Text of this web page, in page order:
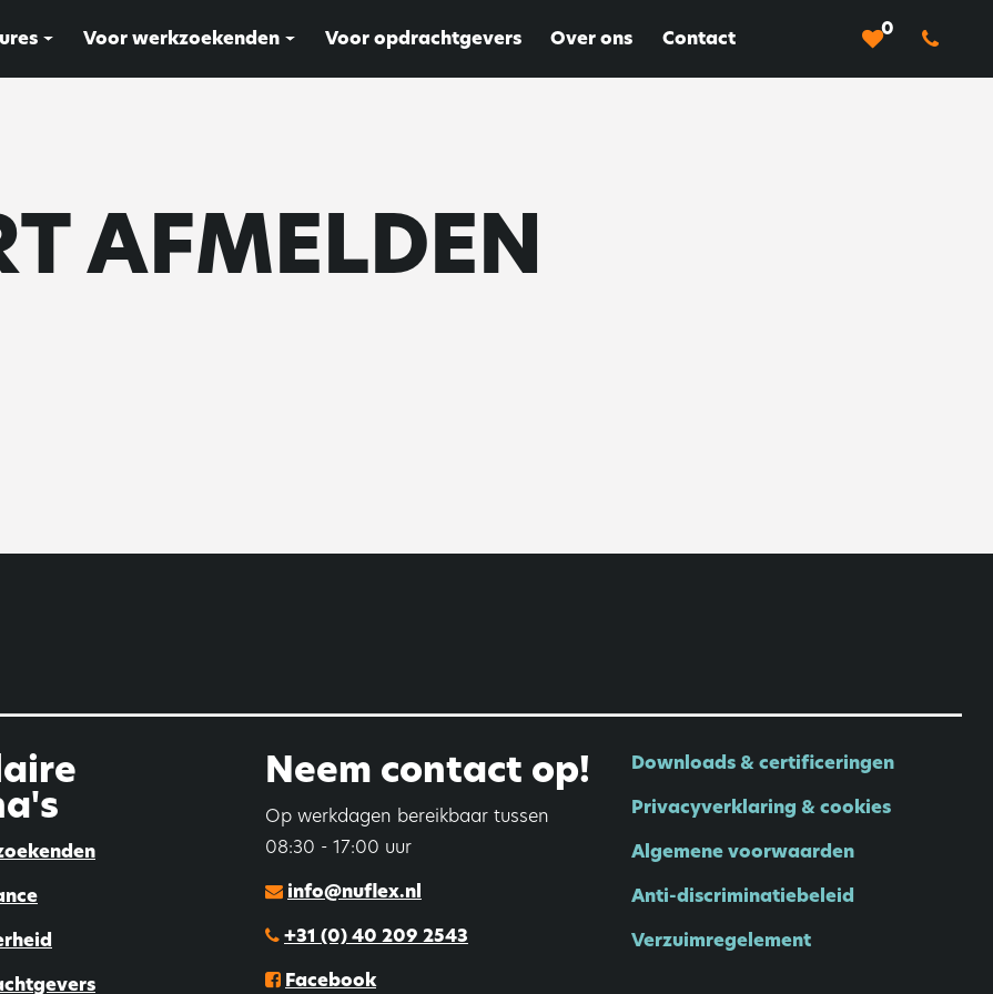
Voor werkzoekenden Voor opdrachtgevers Over ons Contact 0
AFMELDEN
Neem contact op!
Op werkdagen bereikbaar tussen
08:30 - 17:00 uur
info@nuflex.nl
+31 (0) 40 209 2543
Facebook
Downloads & certificeringen
Privacyverklaring & cookies
Algemene voorwaarden
Anti-discriminatiebeleid
Verzuimregelement